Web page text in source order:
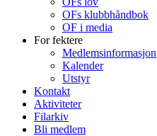
OFs klubbhåndbok
OF i media
For fektere
Medlemsinformasjon
Kalender
Utstyr
Kontakt
Aktiviteter
Filarkiv
Bli medlem